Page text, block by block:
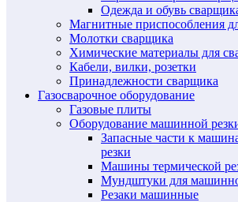
Одежда и обувь
Магнитные приспособления
Молотки сварщика
Химические материалы для
Кабели, вилки, розетки
Принадлежности сварщика
Газосварочное оборудование
Газовые плиты
Оборудование машинной
Запасные части к
резки
Машины термической
Мундштуки для
Резаки машинные